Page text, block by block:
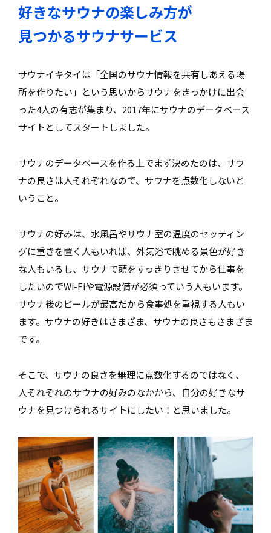
好きなサウナの楽しみ方が
見つかるサウナサービス
サウナイキタイは「全国のサウナ情報を共有しあえる場
所を作りたい」という思いからサウナをきっかけに出会
った4人の有志が集まり、2017年にサウナのデータベース
サイトとしてスタートしました。
サウナのデータベースを作る上でまず決めたのは、サウ
ナの良さは人それぞれなので、サウナを点数化しないと
いうこと。
サウナの好みは、水風呂やサウナ室の温度のセッティン
グに重きを置く人もいれば、外気浴で眺める景色が好き
な人もいるし、サウナで頭をすっきりさせてから仕事を
したいのでWi-Fiや電源設備が必須っていう人もいます。
サウナ後のビールが最高だから食事処を重視する人もい
ます。サウナの好きはさまざま、サウナの良さもさまざま
です。
そこで、サウナの良さを無理に点数化するのではなく、
人それぞれのサウナの好みのなかから、自分の好きなサ
ウナを見つけられるサイトにしたい！と思いました。